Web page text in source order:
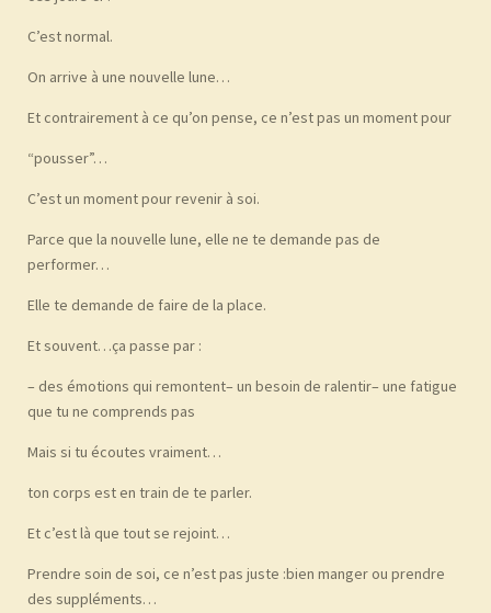
C’est normal.
On arrive à une nouvelle lune…
Et contrairement à ce qu’on pense, ce n’est pas un moment pour
“pousser”…
C’est un moment pour revenir à soi.
Parce que la nouvelle lune, elle ne te demande pas de
performer…
Elle te demande de faire de la place.
Et souvent…ça passe par :
– des émotions qui remontent– un besoin de ralentir– une fatigue
que tu ne comprends pas
Mais si tu écoutes vraiment…
ton corps est en train de te parler.
Et c’est là que tout se rejoint…
Prendre soin de soi, ce n’est pas juste :bien manger ou prendre
des suppléments…